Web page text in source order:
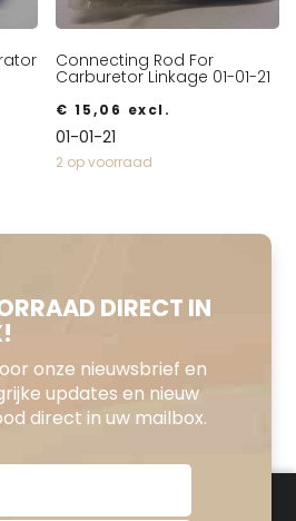
Connecting Rod For
Carburetor Linkage 01-01-21
€ 15,06 excl.
01-01-21
2 op voorraad
DIRECT IN
onze nieuwsbrief en
updates en nieuw
direct in uw mailbox.